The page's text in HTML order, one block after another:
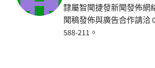
隸屬智聞捷發新聞發佈網
聞稿發佈與廣告合作請洽
588-211。